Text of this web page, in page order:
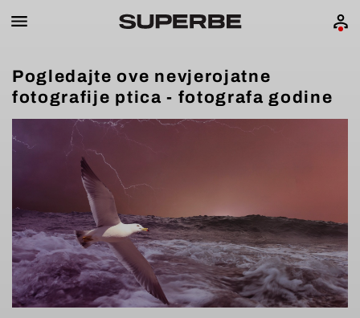
Pogledajte ove nevjerojatne
fotografije ptica - fotografa godine